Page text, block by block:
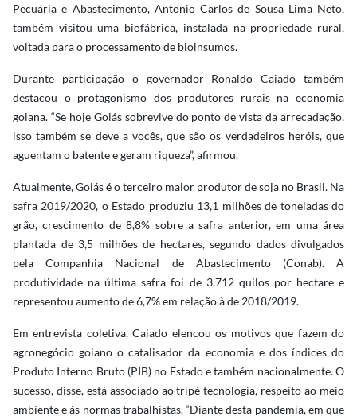
Pecuária e Abastecimento, Antonio Carlos de Sousa Lima Neto,
também visitou uma biofábrica, instalada na propriedade rural,
voltada para o processamento de bioinsumos.
Durante participação o governador Ronaldo Caiado também
destacou o protagonismo dos produtores rurais na economia
goiana. “Se hoje Goiás sobrevive do ponto de vista da arrecadação,
isso também se deve a vocês, que são os verdadeiros heróis, que
aguentam o batente e geram riqueza”, afirmou.
Atualmente, Goiás é o terceiro maior produtor de soja no Brasil. Na
safra 2019/2020, o Estado produziu 13,1 milhões de toneladas do
grão, crescimento de 8,8% sobre a safra anterior, em uma área
plantada de 3,5 milhões de hectares, segundo dados divulgados
pela Companhia Nacional de Abastecimento (Conab). A
produtividade na última safra foi de 3.712 quilos por hectare e
representou aumento de 6,7% em relação à de 2018/2019.
Em entrevista coletiva, Caiado elencou os motivos que fazem do
agronegócio goiano o catalisador da economia e dos índices do
Produto Interno Bruto (PIB) no Estado e também nacionalmente. O
sucesso, disse, está associado ao tripé tecnologia, respeito ao meio
ambiente e às normas trabalhistas. “Diante desta pandemia, em que